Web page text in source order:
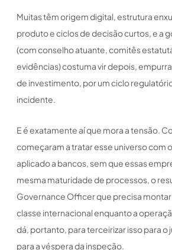
Muitas têm origem digital, estrutura
produto e ciclos de decisão curtos, e a
(com conselho atuante, comitês
evidências) costuma vir depois,
de investimento, por um ciclo
incidente.
E é exatamente aí que mora a tensão.
começaram a tratar esse universo com
aplicado a bancos, sem que essas
mesma maturidade de processos, o
Governance Officer que precisa
classe internacional enquanto a
dá, portanto, para terceirizar isso para o
para a véspera da inspeção.